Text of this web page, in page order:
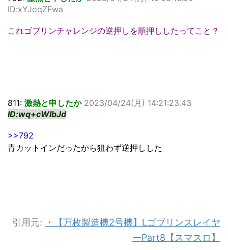
ID:xYJoqZFwa
これゴブリンチャレンジの逆押しを順押ししたってこと？
811: 激熱と申したか 2023/04/24(月) 14:21:23.43
ID:wq+cWIbJd
>>792
青カットインだったから狙わず逆押しした
引用元:
・【万枚製造機2号機】Lゴブリンスレイヤ
ーPart8【スマスロ】